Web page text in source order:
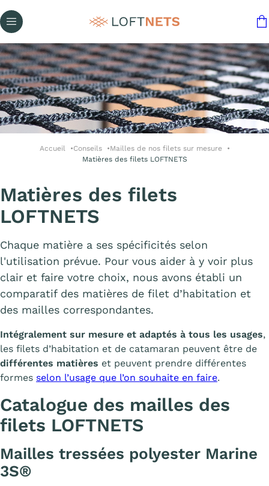
Accueil Conseils
Mailles de nos filets sur mesure
Matières des filets LOFTNETS
Matières des filets
LOFTNETS
Chaque matière a ses spécificités selon
l'utilisation prévue. Pour vous aider à y voir plus
clair et faire votre choix, nous avons établi un
comparatif des matières de filet d’habitation et
des mailles correspondantes.
Intégralement sur mesure et adaptés à tous les usages,
les filets d’habitation et de catamaran peuvent être de
différentes matières et peuvent prendre différentes
formes selon l’usage que l’on souhaite en faire.
Catalogue des mailles des
filets LOFTNETS
Mailles tressées polyester Marine
3S®